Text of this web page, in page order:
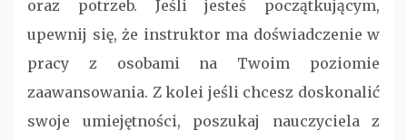
oraz potrzeb. Jeśli jesteś początkującym,
upewnij się, że instruktor ma doświadczenie w
pracy z osobami na Twoim poziomie
zaawansowania. Z kolei jeśli chcesz doskonalić
swoje umiejętności, poszukaj nauczyciela z